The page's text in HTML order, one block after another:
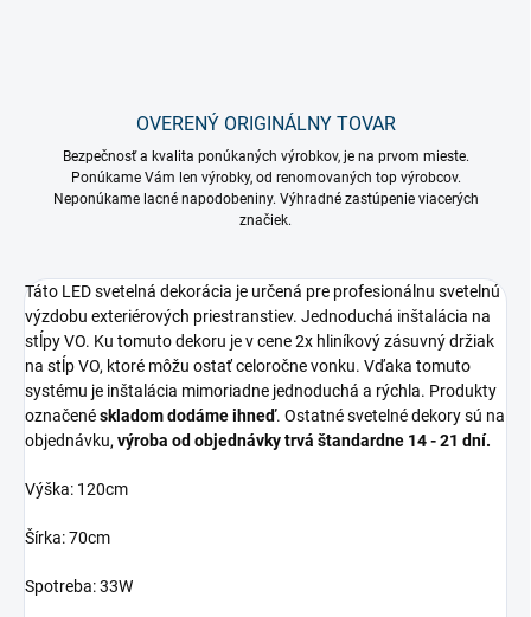
OVERENÝ ORIGINÁLNY TOVAR
Bezpečnosť a kvalita ponúkaných výrobkov, je na prvom mieste.
Ponúkame Vám len výrobky, od renomovaných top výrobcov.
Neponúkame lacné napodobeniny. Výhradné zastúpenie viacerých
značiek.
Táto LED svetelná dekorácia je určená pre profesionálnu svetelnú
výzdobu exteriérových priestranstiev. Jednoduchá inštalácia na
stĺpy VO. Ku tomuto dekoru je v cene 2x hliníkový zásuvný držiak
na stĺp VO, ktoré môžu ostať celoročne vonku. Vďaka tomuto
systému je inštalácia mimoriadne jednoduchá a rýchla. Produkty
označenéskladom dodáme ihneď. Ostatné svetelné dekory sú na
objednávku, výroba od objednávky trvá štandardne 14 - 21 dní.
Výška: 120cm
Šírka: 70cm
Spotreba: 33W